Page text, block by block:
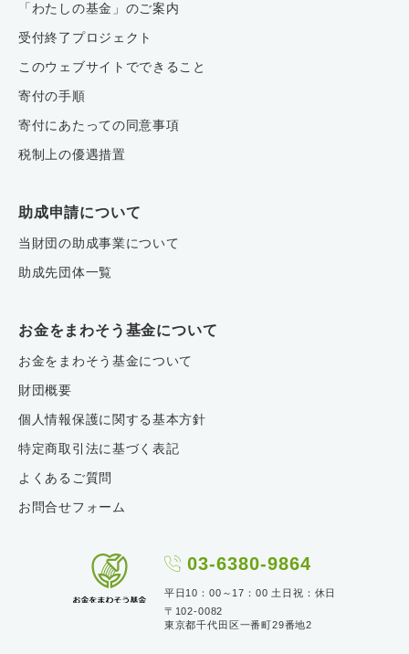
「わたしの基金」のご案内
受付終了プロジェクト
このウェブサイトでできること
寄付の手順
寄付にあたっての同意事項
税制上の優遇措置
助成申請について
当財団の助成事業について
助成先団体一覧
お金をまわそう基金について
お金をまわそう基金について
財団概要
個人情報保護に関する基本方針
特定商取引法に基づく表記
よくあるご質問
お問合せフォーム
03-6380-9864
平日10：00～17：00 土日祝：休日
〒102-0082
東京都千代田区一番町29番地2